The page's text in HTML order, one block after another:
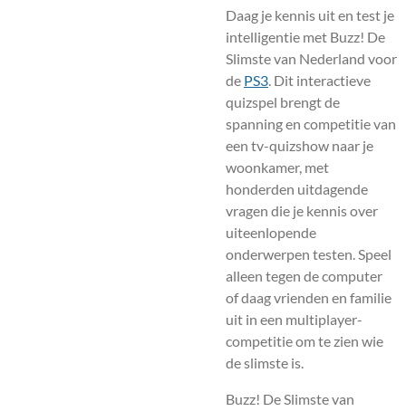
Daag je kennis uit en test je
intelligentie met Buzz! De
Slimste van Nederland voor
de PS3. Dit interactieve
quizspel brengt de
spanning en competitie van
een tv-quizshow naar je
woonkamer, met
honderden uitdagende
vragen die je kennis over
uiteenlopende
onderwerpen testen. Speel
alleen tegen de computer
of daag vrienden en familie
uit in een multiplayer-
competitie om te zien wie
de slimste is.
Buzz! De Slimste van